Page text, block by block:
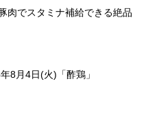
肉でスタミナ補給できる絶品
8月4日(火)「酢鶏」